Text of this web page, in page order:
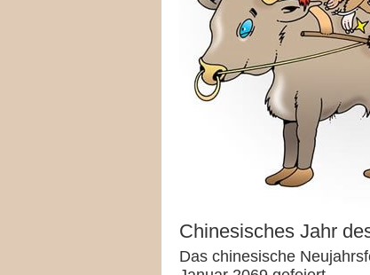
Chinesisches Jahr
Das chinesische